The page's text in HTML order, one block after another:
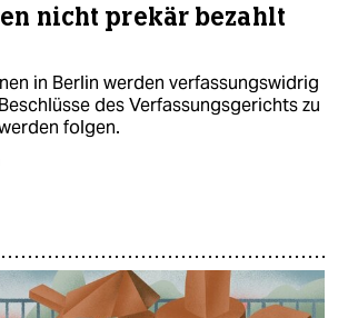
nicht prekär bezahlt
in Berlin werden verfassungswidrig
des Verfassungsgerichts zu
folgen.